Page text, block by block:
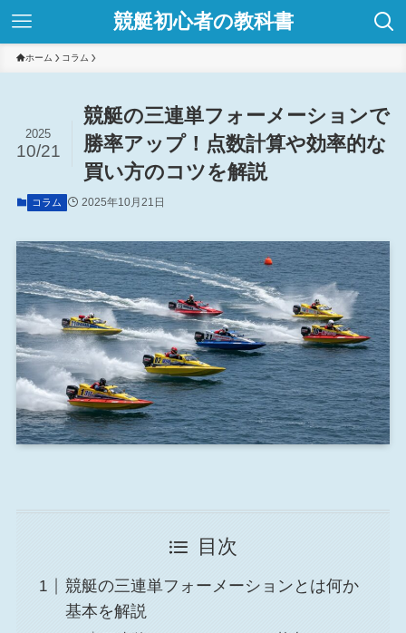
競艇初心者の教科書
ホーム コラム
競艇の三連単フォーメーションで
勝率アップ！点数計算や効率的な
買い方のコツを解説
2025
10/21
コラム 2025年10月21日
目次
競艇の三連単フォーメーションとは何か
基本を解説